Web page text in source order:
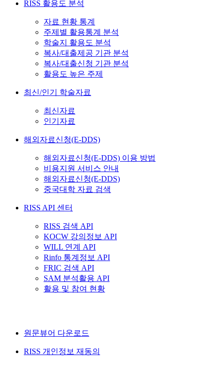
RISS 활용도 분석
자료 현황 통계
주제별 활용통계 분석
학술지 활용도 분석
복사/대출제공 기관 분석
복사/대출신청 기관 분석
활용도 높은 주제
최신/인기 학술자료
최신자료
인기자료
해외자료신청(E-DDS)
해외자료신청(E-DDS) 이용 방법
비용지원 서비스 안내
해외자료신청(E-DDS)
중국대학 자료 검색
RISS API 센터
RISS 검색 API
KOCW 강의정보 API
WILL 연계 API
Rinfo 통계정보 API
FRIC 검색 API
SAM 분석활용 API
활용 및 참여 현황
원문뷰어 다운로드
RISS 개인정보 재동의